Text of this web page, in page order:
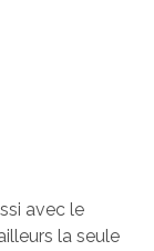
avec le
la seule